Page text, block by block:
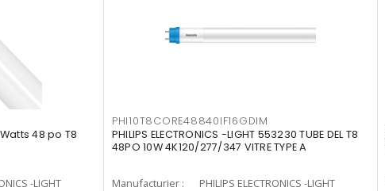
48 po T8
-LIGHT
PHI10T8CORE48840IF16GDIM
PHILIPS ELECTRONICS -LIGHT 553230 TUBE DEL T8
48PO 10W 4K120/277/347 VITRE TYPE A
Manufacturier :
PHILIPS ELECTRONICS -LIGHT